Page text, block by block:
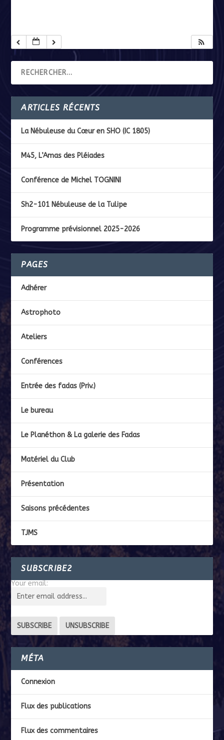
ARTICLES RÉCENTS
La Nébuleuse du Cœur en SHO (IC 1805)
M45, L’Amas des Pléiades
Conférence de Michel TOGNINI
Sh2-101 Nébuleuse de la Tulipe
Programme prévisionnel 2025-2026
PAGES
Adhérer
Astrophoto
Ateliers
Conférences
Entrée des fadas (Priv.)
Le bureau
Le Planéthon & La galerie des Fadas
Matériel du Club
Présentation
Saisons précédentes
TJMS
SUBSCRIBE2
Your email:
MÉTA
Connexion
Flux des publications
Flux des commentaires